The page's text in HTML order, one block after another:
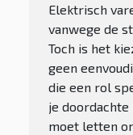
Elektrisch
vanwege de
Toch is het
geen
die een rol
je doordachte
moet letten